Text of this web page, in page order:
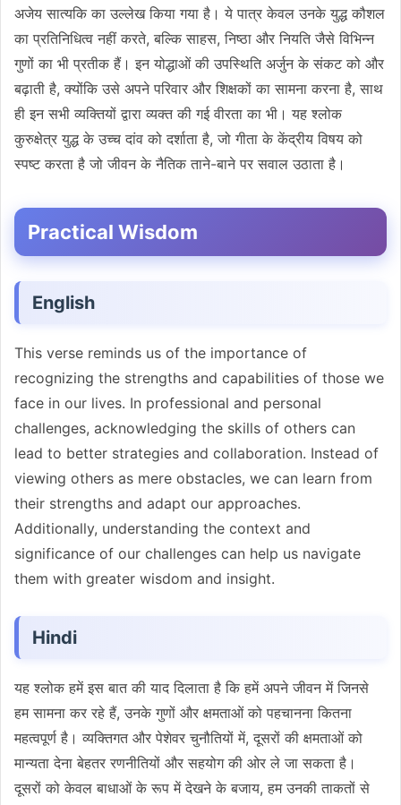
अजेय सात्यकि का उल्लेख किया गया है। ये पात्र केवल उनके युद्ध कौशल
का प्रतिनिधित्व नहीं करते, बल्कि साहस, निष्ठा और नियति जैसे विभिन्न
गुणों का भी प्रतीक हैं। इन योद्धाओं की उपस्थिति अर्जुन के संकट को और
बढ़ाती है, क्योंकि उसे अपने परिवार और शिक्षकों का सामना करना है, साथ
ही इन सभी व्यक्तियों द्वारा व्यक्त की गई वीरता का भी। यह श्लोक
कुरुक्षेत्र युद्ध के उच्च दांव को दर्शाता है, जो गीता के केंद्रीय विषय को
स्पष्ट करता है जो जीवन के नैतिक ताने-बाने पर सवाल उठाता है।
Practical Wisdom
English
This verse reminds us of the importance of
recognizing the strengths and capabilities of those we
face in our lives. In professional and personal
challenges, acknowledging the skills of others can
lead to better strategies and collaboration. Instead of
viewing others as mere obstacles, we can learn from
their strengths and adapt our approaches.
Additionally, understanding the context and
significance of our challenges can help us navigate
them with greater wisdom and insight.
Hindi
यह श्लोक हमें इस बात की याद दिलाता है कि हमें अपने जीवन में जिनसे
हम सामना कर रहे हैं, उनके गुणों और क्षमताओं को पहचानना कितना
महत्वपूर्ण है। व्यक्तिगत और पेशेवर चुनौतियों में, दूसरों की क्षमताओं को
मान्यता देना बेहतर रणनीतियों और सहयोग की ओर ले जा सकता है।
दूसरों को केवल बाधाओं के रूप में देखने के बजाय, हम उनकी ताकतों से